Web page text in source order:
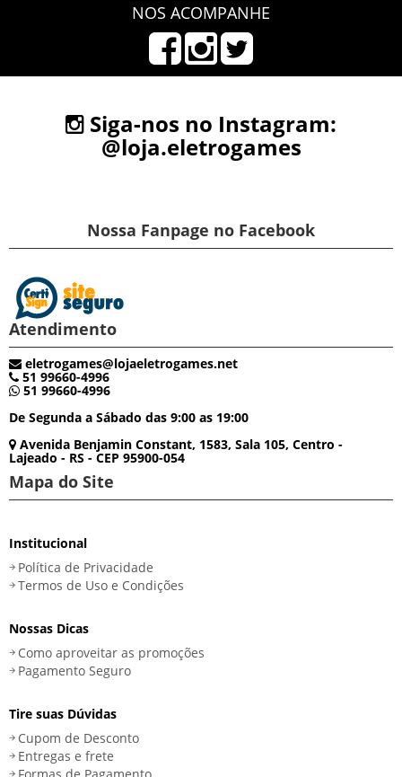
NOS ACOMPANHE
Siga-nos no Instagram:
@loja.eletrogames
Nossa Fanpage no Facebook
Atendimento
eletrogames@lojaeletrogames.net
51 99660-4996
51 99660-4996
De Segunda a Sábado das 9:00 as 19:00
Avenida Benjamin Constant, 1583, Sala 105, Centro -
Lajeado - RS - CEP 95900-054
Mapa do Site
Institucional
Política de Privacidade
Termos de Uso e Condições
Nossas Dicas
Como aproveitar as promoções
Pagamento Seguro
Tire suas Dúvidas
Cupom de Desconto
Entregas e frete